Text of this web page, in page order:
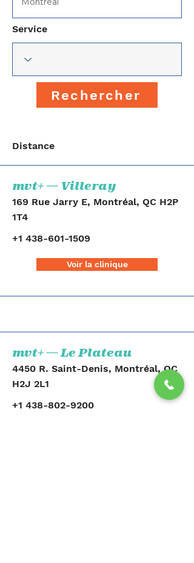
Service
Rechercher
Distance
mvt+ — Villeray
169 Rue Jarry E, Montréal, QC H2P
1T4
+1 438-601-1509
Voir la clinique
mvt+ — Le Plateau
4450 R. Saint-Denis, Montréal, QC
H2J 2L1
+1 438-802-9200